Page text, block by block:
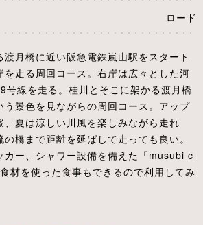
ロード
月橋に近い阪急電鉄嵐山駅をスタート
を走る周回コース。右岸は広々とした河
号線を走る。桂川とそこに架かる渡月橋
う景色を見ながらの周回コース。アップ
、夏は涼しい川風を楽しみながら走れ
橋まで距離を延ばして走っても良い。
カー、シャワー設備を備えた「musubi c
材を使った食事もできるので利用してみ